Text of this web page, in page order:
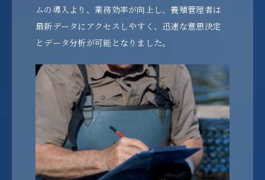
ムの導入より、業務効率が向上し、養殖管理者は
最新データにアクセスしやすく、迅速な意思決定
とデータ分析が可能となりました。